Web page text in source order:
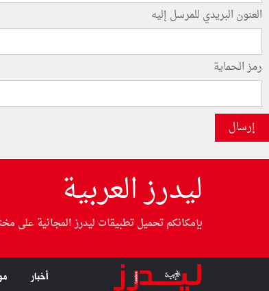
العنون البريدي للمرسل إليه
رمز الحماية
إرسال
ليدرز العربية
بإمكانكم تحميل تطبيقات ليدرز المجانية على
أخبار